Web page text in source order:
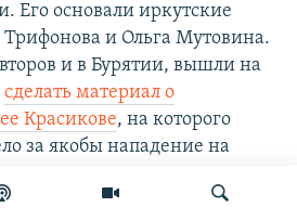
Его основали иркутские
и Ольга Мутовина.
и в Бурятии, вышли на
сделать материал о
Красикове, на которого
за якобы нападение на
продолжилось.
"Люди Байкала" – главное